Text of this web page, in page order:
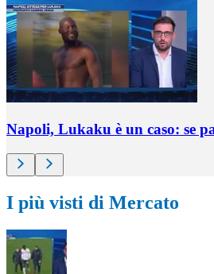
Napoli, Lukaku è un caso: se
I più visti di Mercato